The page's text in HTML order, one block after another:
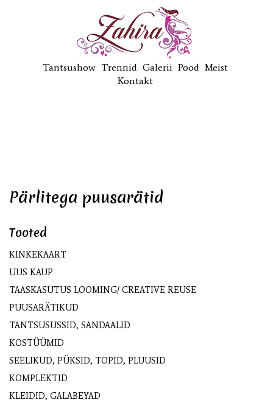
Tantsushow Trennid Galerii Pood Meist
Kontakt
Pärlitega puusarätid
Tooted
KINKEKAART
UUS KAUP
TAASKASUTUS LOOMING/ CREATIVE REUSE
PUUSARÄTIKUD
TANTSUSUSSID, SANDAALID
KOSTÜÜMID
SEELIKUD, PÜKSID, TOPID, PLUUSID
KOMPLEKTID
KLEIDID, GALABEYAD